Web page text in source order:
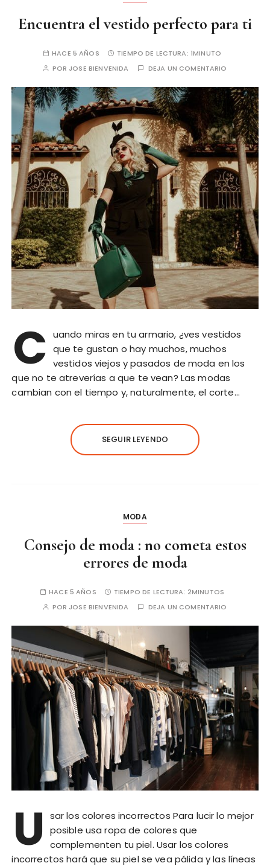
Encuentra el vestido perfecto para ti
HACE 5 AÑOS TIEMPO DE LECTURA: 1MINUTO
POR JOSE BIENVENIDA DEJA UN COMENTARIO
C uando miras en tu armario, ¿ves vestidos
que te gustan o hay muchos, muchos
vestidos viejos y pasados ​​de moda en los
que no te atreverías a que te vean? Las modas
cambian con el tiempo y, naturalmente, el corte…
SEGUIR LEYENDO
MODA
Consejo de moda : no cometa estos
errores de moda
HACE 5 AÑOS TIEMPO DE LECTURA: 2MINUTOS
POR JOSE BIENVENIDA DEJA UN COMENTARIO
U
sar los colores incorrectos Para lucir lo mejor
posible usa ropa de colores que
complementen tu piel. Usar los colores
incorrectos hará que su piel se vea pálida y las líneas